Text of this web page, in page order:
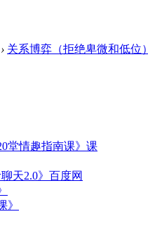
› 关系博弈（拒绝卑微和低位）
堂情趣指南课》课
天2.0》百度网
》